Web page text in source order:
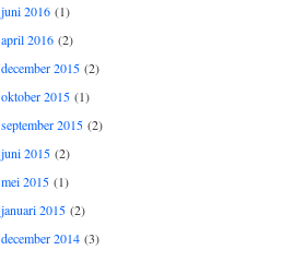
juni 2016 (1)
april 2016 (2)
december 2015 (2)
oktober 2015 (1)
september 2015 (2)
juni 2015 (2)
mei 2015 (1)
januari 2015 (2)
december 2014 (3)